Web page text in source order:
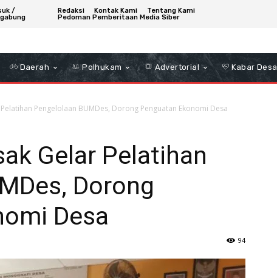
/
Redaksi Kontak Kami
Tentang Kami
Pedoman Pemberitaan Media Siber
Daerah Polhukam Advertorial Kabar Desa
Pengelolaan BUMDes, Dorong Penguatan Ekonomi Desa
Gelar Pelatihan
Dorong
Desa
94